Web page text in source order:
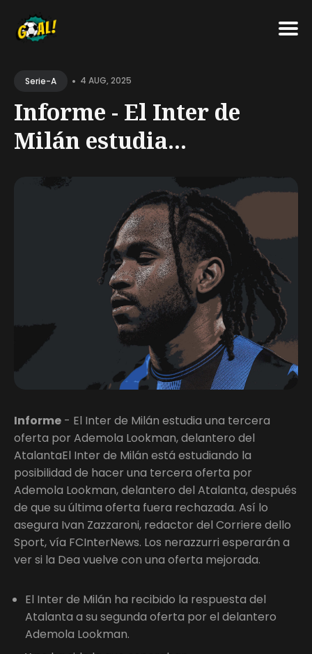
forSerie-A • 4 AUG, 2025
Informe - El Inter de
Milán estudia...
Informe - El Inter de Milán estudia una tercera
oferta por Ademola Lookman, delantero del
AtalantaEl Inter de Milán está estudiando la
posibilidad de hacer una tercera oferta por
Ademola Lookman, delantero del Atalanta, después
de que su última oferta fuera rechazada. Así lo
asegura Ivan Zazzaroni, redactor del Corriere dello
Sport, vía FCInterNews. Los nerazzurri esperarán a
ver si la Dea vuelve con una oferta mejorada.
El Inter de Milán ha recibido la respuesta del
Atalanta a su segunda oferta por el delantero
Ademola Lookman.